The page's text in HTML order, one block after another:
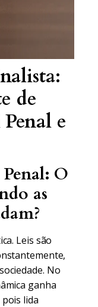
de
e
O
as
Leis são
No
ganha
lida